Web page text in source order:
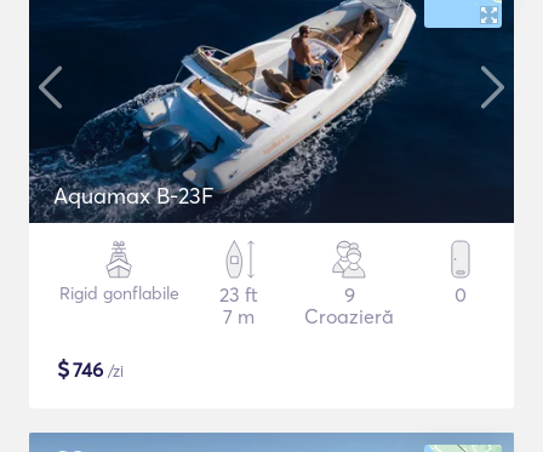
Aquamax B-23F
Rigid gonflabile
23 ft
7 m
9
Croazieră
0
$746 /zi